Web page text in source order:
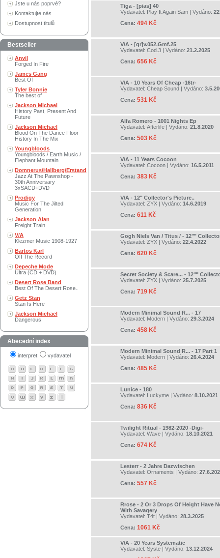
Jste u nás poprvé?
Kontaktujte nás
Dostupnost titulů
Bestseller
Anvil
Forged In Fire
James Gang
Best Of
Tyler Bonnie
The best of
Jackson Michael
History Past, Present And
Future
Jackson Michael
Blood On The Dance Floor -
History In The Mix
Youngbloods
Youngbloods / Earth Music /
Elephant Mountain
Domnerus/Hallberg/Erstand
Jazz At The Pawnshop -
30th Anniversary
3xSACD+DVD
Prodigy
Music For The Jilted
Generation
Jackson Alan
Freight Train
V/A
Klezmer Music 1908-1927
Bartos Karl
Off The Record
Depeche Mode
Ultra (CD + DVD)
Desert Rose Band
Best Of The Desert Rose..
Getz Stan
Stan Is Here
Jackson Michael
Dangerous
Abecední index
interpret vydavatel
Tiga - [pias] 40
Vydavatel: Play It Again Sam | Vydáno:
Cena: 494 Kč
V/A - [qr]v.052.Gmf.25
Vydavatel: Cod.3 | Vydáno: 21.2.2025
Cena: 656 Kč
V/A - 10 Years Of Cheap -16tr-
Vydavatel: Cheap Sound | Vydáno:
Cena: 531 Kč
Alfa Romero - 1001 Nights Ep
Vydavatel: Afterlife | Vydáno: 21.8.2020
Cena: 503 Kč
V/A - 11 Years Cocoon
Vydavatel: Cocoon | Vydáno: 16.5.2011
Cena: 383 Kč
V/A - 12" Collector's Picture..
Vydavatel: ZYX | Vydáno: 14.6.2019
Cena: 611 Kč
Gogh Niels Van / Titus / - 12""
Vydavatel: ZYX | Vydáno: 22.4.2022
Cena: 620 Kč
Secret Society & Scare... - 12""
Vydavatel: ZYX | Vydáno: 25.7.2025
Cena: 719 Kč
Modern Minimal Sound R... - 17
Vydavatel: Modern | Vydáno: 29.3.2024
Cena: 458 Kč
Modern Minimal Sound R... - 17 Part 1
Vydavatel: Modern | Vydáno: 26.4.2024
Cena: 485 Kč
Lunice - 180
Vydavatel: Luckyme | Vydáno: 8.10.2021
Cena: 836 Kč
Twilight Ritual - 1982-2020 -Digi-
Vydavatel: Wave | Vydáno: 18.10.2021
Cena: 674 Kč
Lesterr - 2 Jahre Dazwischen
Vydavatel: Ornaments | Vydáno:
Cena: 557 Kč
Rrose - 2 Or 3 Drops Of Height Have
With Savagery
Vydavatel: T4t | Vydáno: 28.3.2025
Cena: 1061 Kč
V/A - 20 Years Systematic
Vydavatel: Syste | Vydáno: 13.12.2024